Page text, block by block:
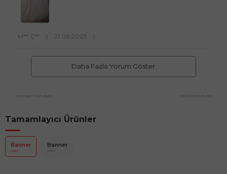
M** Ç** | 21.08.2023 |
Daha Fazla Yorum Göster
Kaynak: Trendyol ⚡ CollectAction
Tamamlayıcı Ürünler
Banner Banner